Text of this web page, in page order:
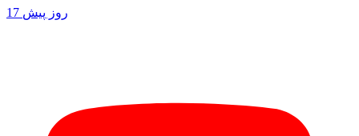
17 روز پیش